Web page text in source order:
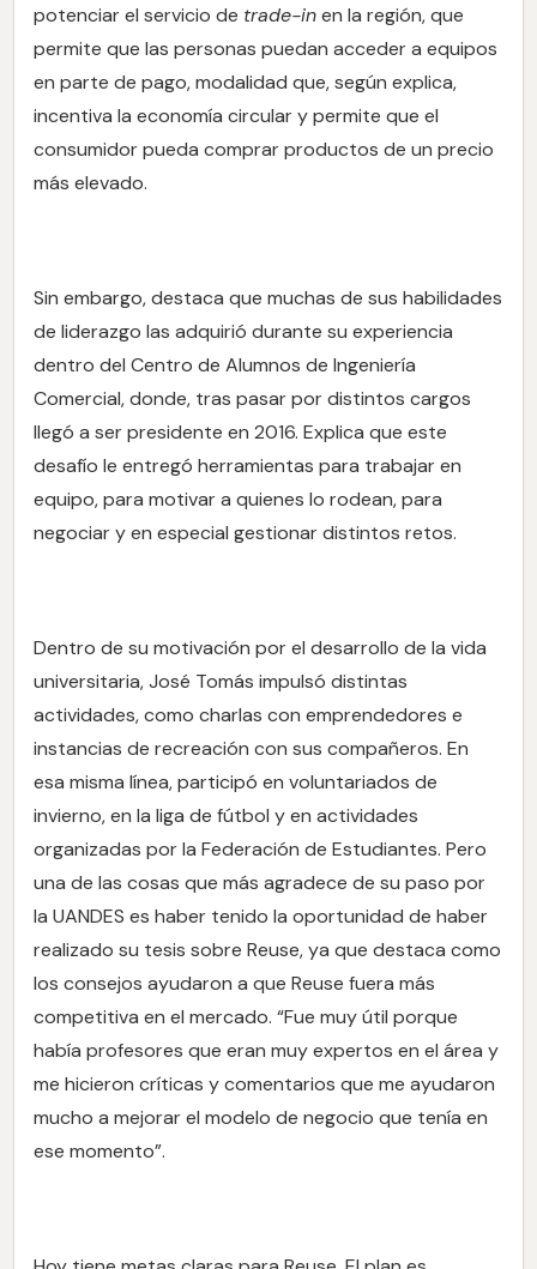
potenciar el servicio de trade-inen la región, que
permite que las personas puedan acceder a equipos
en parte de pago, modalidad que, según explica,
incentiva la economía circular y permite que el
consumidor pueda comprar productos de un precio
más elevado.
Sin embargo, destaca que muchas de sus habilidades
de liderazgo las adquirió durante su experiencia
dentro del Centro de Alumnos de Ingeniería
Comercial, donde, tras pasar por distintos cargos
llegó a ser presidente en 2016. Explica que este
desafío le entregó herramientas para trabajar en
equipo, para motivar a quienes lo rodean, para
negociar y en especial gestionar distintos retos.
Dentro de su motivación por el desarrollo de la vida
universitaria, José Tomás impulsó distintas
actividades, como charlas con emprendedores e
instancias de recreación con sus compañeros. En
esa misma línea, participó en voluntariados de
invierno, en la liga de fútbol y en actividades
organizadas por la Federación de Estudiantes. Pero
una de las cosas que más agradece de su paso por
la UANDES es haber tenido la oportunidad de haber
realizado su tesis sobre Reuse, ya que destaca como
los consejos ayudaron a que Reuse fuera más
competitiva en el mercado. “Fue muy útil porque
había profesores que eran muy expertos en el área y
me hicieron críticas y comentarios que me ayudaron
mucho a mejorar el modelo de negocio que tenía en
ese momento”.